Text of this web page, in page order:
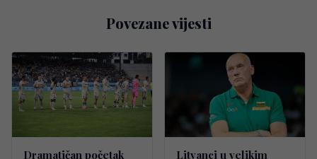
Povezane vijesti
Dramatičan početak
Litvanci u velikim